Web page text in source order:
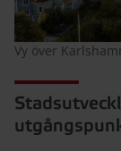
Vy över